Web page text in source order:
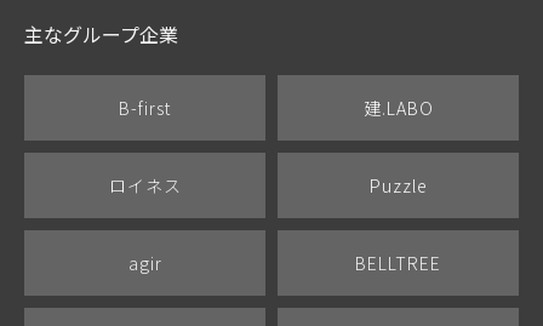
主なグループ企業
B-first 建.LABO
ロイネス Puzzle
agir BELLTREE